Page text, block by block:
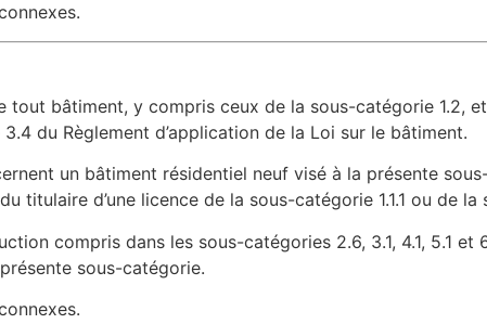
bâtiment, y compris ceux de la sous-catégorie 1.2,
du Règlement d’application de la Loi sur le bâtiment.
un bâtiment résidentiel neuf visé à la présente
d’une licence de la sous-catégorie 1.1.1 ou de la
compris dans les sous-catégories 2.6, 3.1, 4.1, 5.1 et
sous-catégorie.